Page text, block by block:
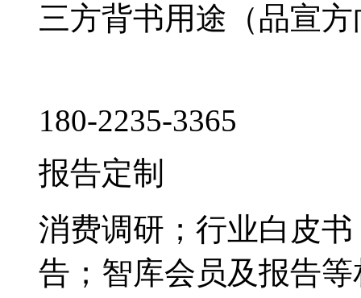
三方背书用途（品宣
180-2235-3365
报告定制
消费调研；行业白皮
告；智库会员及报告